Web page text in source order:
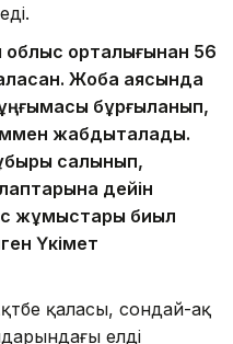
облыс орталығынан 56
Жоба аясында
бұрғыланып,
жабдықталады.
салынып,
дейін
жұмыстары биыл
Үкімет
қаласы, сондай-ақ
елді